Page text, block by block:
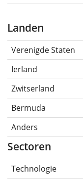
Landen
Verenigde Staten
Ierland
Zwitserland
Bermuda
Anders
Sectoren
Technologie